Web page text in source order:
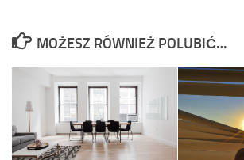
MOŻESZ RÓWNIEŻ POLUBIĆ…